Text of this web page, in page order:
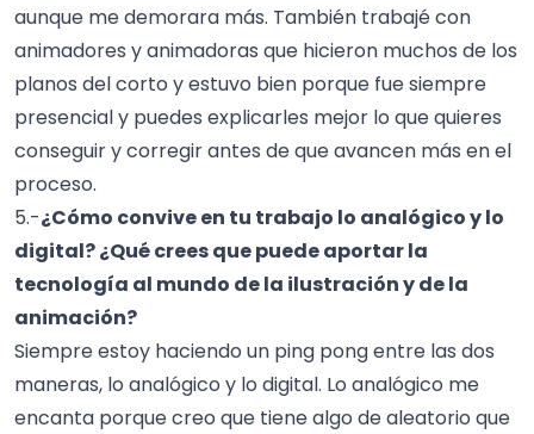
aunque me demorara más. También trabajé con
animadores y animadoras que hicieron muchos de los
planos del corto y estuvo bien porque fue siempre
presencial y puedes explicarles mejor lo que quieres
conseguir y corregir antes de que avancen más en el
proceso.
5.-¿Cómo convive en tu trabajo lo analógico y lo
digital? ¿Qué crees que puede aportar la
tecnología al mundo de la ilustración y de la
animación?
Siempre estoy haciendo un ping pong entre las dos
maneras, lo analógico y lo digital. Lo analógico me
encanta porque creo que tiene algo de aleatorio que